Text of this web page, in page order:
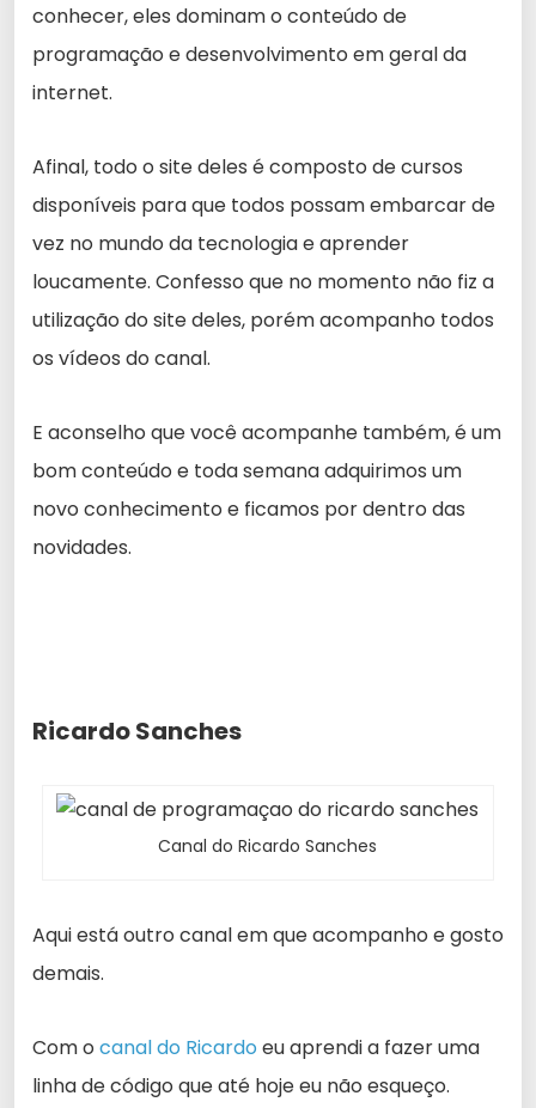
conhecer, eles dominam o conteúdo de
programação e desenvolvimento em geral da
internet.
Afinal, todo o site deles é composto de cursos
disponíveis para que todos possam embarcar de
vez no mundo da tecnologia e aprender
loucamente. Confesso que no momento não fiz a
utilização do site deles, porém acompanho todos
os vídeos do canal.
E aconselho que você acompanhe também, é um
bom conteúdo e toda semana adquirimos um
novo conhecimento e ficamos por dentro das
novidades.
Ricardo Sanches
Canal do Ricardo Sanches
Aqui está outro canal em que acompanho e gosto
demais.
Com o canal do Ricardo eu aprendi a fazer uma
linha de código que até hoje eu não esqueço.